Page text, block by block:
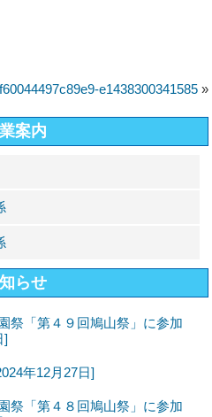
e1438300341585 »
案内
らせ
祭「第４９回鳩山祭」に参加
]
年12月27日]
祭「第４８回鳩山祭」に参加